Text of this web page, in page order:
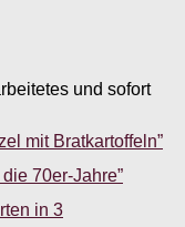
und sofort
mit Bratkartoffeln”
70er-Jahre”
in 3